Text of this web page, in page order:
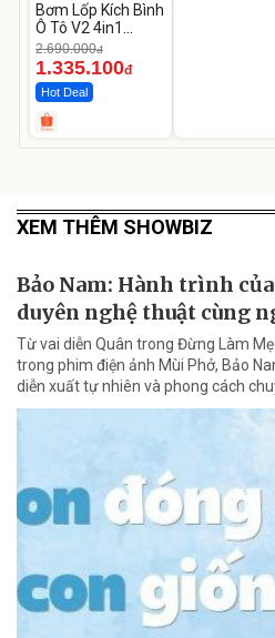
Bơm Lốp Kích Bình
Ô Tô V2 4in1
MEDICAR –
12.000mAh
2.690.000đ
1.335.100đ
Hot Deal
XEM THÊM SHOWBIZ
Bảo Nam: Hành trình
duyên nghệ thuật cùng
Từ vai diễn Quân trong Đừng Làm
trong phim điện ảnh Mùi Phở, Bảo
diễn xuất tự nhiên và phong cách